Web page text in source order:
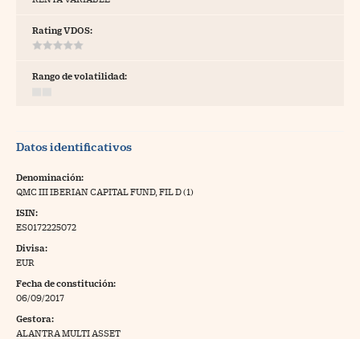
Pyme
Rating VDOS:
Rango de volatilidad:
Datos identificativos
Denominación:
QMC III IBERIAN CAPITAL FUND, FIL D (1)
ISIN:
ES0172225072
Divisa:
EUR
Fecha de constitución:
06/09/2017
Gestora:
ALANTRA MULTI ASSET